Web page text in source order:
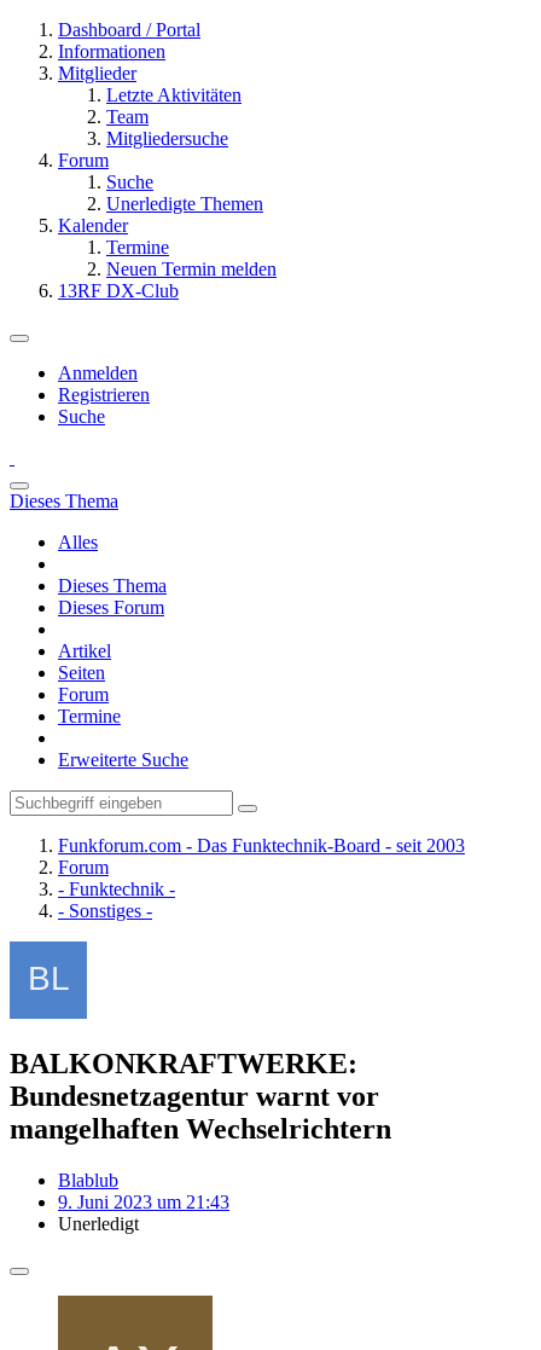
Dashboard / Portal
Informationen
Mitglieder
Letzte Aktivitäten
Team
Mitgliedersuche
Forum
Suche
Unerledigte Themen
Kalender
Termine
Neuen Termin melden
13RF DX-Club
Anmelden
Registrieren
Suche
Dieses Thema
Alles
Dieses Thema
Dieses Forum
Artikel
Seiten
Forum
Termine
Erweiterte Suche
Funkforum.com - Das Funktechnik-Board - seit 2003
Forum
- Funktechnik -
- Sonstiges -
BALKONKRAFTWERKE:
Bundesnetzagentur warnt vor
mangelhaften Wechselrichtern
Blablub
9. Juni 2023 um 21:43
Unerledigt